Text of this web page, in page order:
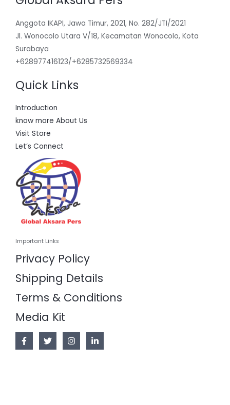
Anggota IKAPI, Jawa Timur, 2021, No. 282/JTI/2021
Jl. Wonocolo Utara V/18, Kecamatan Wonocolo, Kota
Surabaya
+628977416123/+6285732569334
Quick Links
Introduction
know more About Us
Visit Store
Let’s Connect
Important Links
Privacy Policy
Shipping Details
Terms & Conditions
Media Kit